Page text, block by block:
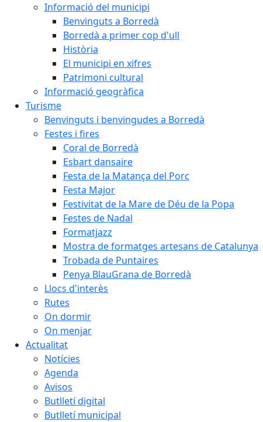
Informació del municipi
Benvinguts a Borredà
Borredà a primer cop d'ull
Història
El municipi en xifres
Patrimoni cultural
Informació geogràfica
Turisme
Benvinguts i benvingudes a Borredà
Festes i fires
Coral de Borredà
Esbart dansaire
Festa de la Matança del Porc
Festa Major
Festivitat de la Mare de Déu de la Popa
Festes de Nadal
Formatjazz
Mostra de formatges artesans de Catalunya
Trobada de Puntaires
Penya BlauGrana de Borredà
Llocs d'interès
Rutes
On dormir
On menjar
Actualitat
Notícies
Agenda
Avisos
Butlletí digital
Butlletí municipal